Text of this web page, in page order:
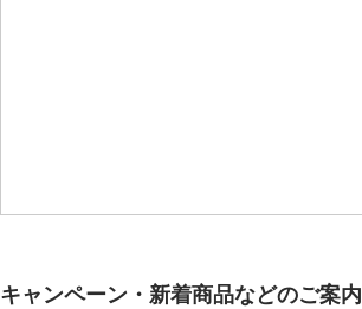
キャンペーン・新着商品などのご案内